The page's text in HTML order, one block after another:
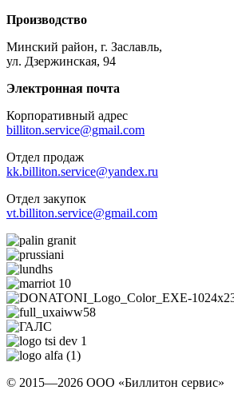
Производство
Минский район, г. Заславль,
ул. Дзержинская, 94
Электронная почта
Корпоративный адрес
billiton.service@gmail.com
Отдел продаж
kk.billiton.service@yandex.ru
Отдел закупок
vt.billiton.service@gmail.com
© 2015—2026 ООО «Биллитон сервис»